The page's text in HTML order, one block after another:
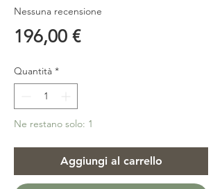
Nessuna recensione
196,00 €Prezzo
Quantità *
Ne restano solo: 1
Aggiungi al carrello